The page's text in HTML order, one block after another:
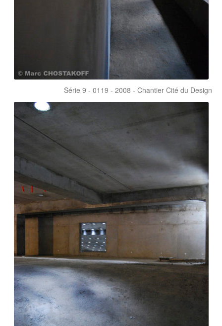
Série 9 - 0119 - 2008 - Chantier Cité du Design